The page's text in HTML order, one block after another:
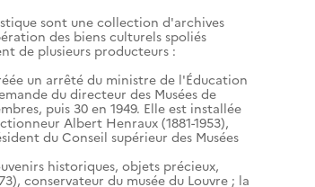
sont une collection d'archives
des biens culturels spoliés
de plusieurs producteurs :
un arrêté du ministre de l'Éducation
du directeur des Musées de
puis 30 en 1949. Elle est installée
Albert Henraux (1881-1953),
du Conseil supérieur des Musées
historiques, objets précieux,
conservateur du musée du Louvre ; la